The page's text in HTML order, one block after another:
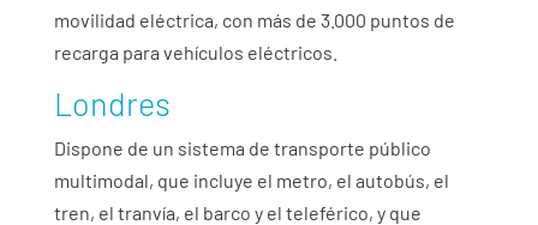
movilidad eléctrica, con más de 3.000 puntos de
recarga para vehículos eléctricos.
Londres
Dispone de un sistema de transporte público
multimodal, que incluye el metro, el autobús, el
tren, el tranvía, el barco y el teleférico, y que